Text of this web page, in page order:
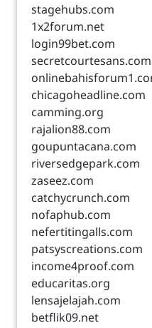
stagehubs.com
1x2forum.net
login99bet.com
secretcourtesans.com
chicagoheadline.com
camming.org
rajalion88.com
goupuntacana.com
riversedgepark.com
zaseez.com
catchycrunch.com
nofaphub.com
nefertitingalls.com
patsyscreations.com
income4proof.com
educaritas.org
lensajelajah.com
betflik09.net